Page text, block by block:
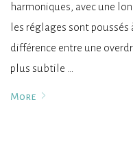
harmoniques, avec une
les réglages sont
différence entre une
plus subtile …
More